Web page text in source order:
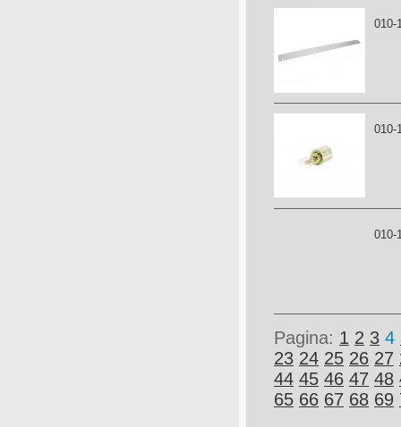
010-
010-
010-
Pagina: 1 2 3 4
23 24 25 26 27
44 45 46 47 48
65 66 67 68 69